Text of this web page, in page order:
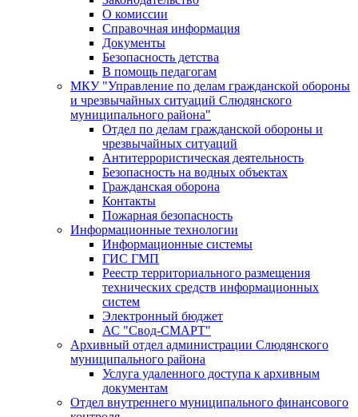
О комиссии
Справочная информация
Документы
Безопасность детства
В помощь педагогам
МКУ "Управление по делам гражданской обороны
и чрезвычайных ситуаций Слюдянского
муниципального района"
Отдел по делам гражданской обороны и
чрезвычайных ситуаций
Антитеррористическая деятельность
Безопасность на водных объектах
Гражданская оборона
Контакты
Пожарная безопасность
Информационные технологии
Информационные системы
ГИС ГМП
Реестр территориального размещения
технических средств информационных
систем
Электронный бюджет
АС "Свод-СМАРТ"
Архивный отдел администрации Слюдянского
муниципального района
Услуга удаленного доступа к архивным
документам
Отдел внутреннего муниципального финансового